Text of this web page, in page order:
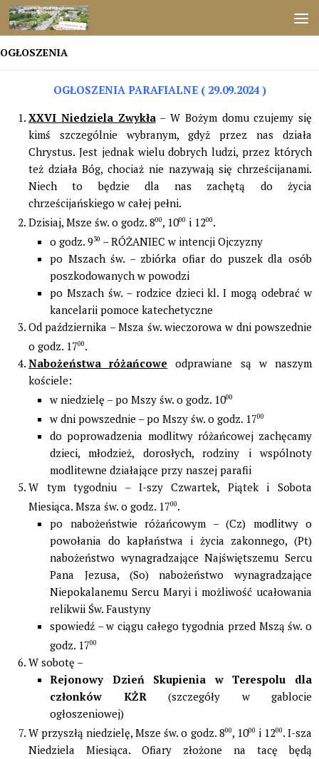
Przejdź do treści
OGŁOSZENIA
OGŁOSZENIA PARAFIALNE ( 29.09.2024 )
XXVI Niedziela Zwykła– W Bożym domu czujemy się
kimś szczególnie wybranym, gdyż przez nas działa
Chrystus. Jest jednak wielu dobrych ludzi, przez których
też działa Bóg, chociaż nie nazywają się chrześcijanami.
Niech to będzie dla nas zachętą do życia
chrześcijańskiego w całej pełni.
Dzisiaj, Msze św. o godz. 800, 1000 i 1200.
o godz. 930 – RÓŻANIEC w intencji Ojczyzny
po Mszach św. – zbiórka ofiar do puszek dla osób
poszkodowanych w powodzi
po Mszach św. – rodzice dzieci kl. I mogą odebrać w
kancelarii pomoce katechetyczne
Od października – Msza św. wieczorowa w dni powszednie
o godz. 1700.
Nabożeństwa różańcowe odprawiane są w naszym
kościele:
w niedzielę – po Mszy św. o godz. 1000
w dni powszednie – po Mszy św. o godz. 1700
do poprowadzenia modlitwy różańcowej zachęcamy
dzieci, młodzież, dorosłych, rodziny i wspólnoty
modlitewne działające przy naszej parafii
W tym tygodniu – I-szy Czwartek, Piątek i Sobota
Miesiąca. Msza św. o godz. 1700.
po nabożeństwie różańcowym – (Cz) modlitwy o
powołania do kapłaństwa i życia zakonnego, (Pt)
nabożeństwo wynagradzające Najświętszemu Sercu
Pana Jezusa, (So) nabożeństwo wynagradzające
Niepokalanemu Sercu Maryi i możliwość ucałowania
relikwii Św. Faustyny
spowiedź – w ciągu całego tygodnia przed Mszą św. o
godz. 1700
W sobotę –
Rejonowy Dzień Skupienia w Terespolu
dla
członków KŻR (szczegóły w gablocie
ogłoszeniowej)
W przyszłą niedzielę, Msze św. o godz. 800, 1000 i 1200. I-sza
Niedziela Miesiąca. Ofiary złożone na tacę będą